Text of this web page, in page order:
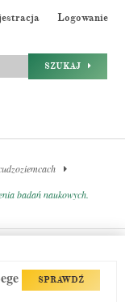
Logowanie
SZUKAJ
badań naukowych.
SPRAWDŹ